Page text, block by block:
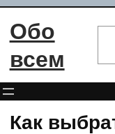
Перейти
Обо
всем
Как